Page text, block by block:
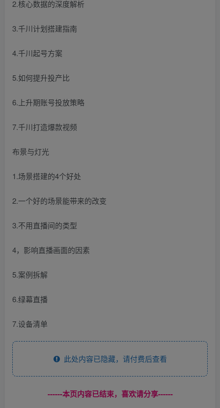
2.核心数据的深度解析
3.千川计划搭建指南
4.千川起号方案
5.如何提升投产比
6.上升期账号投放策略
7.千川打造爆款视频
布景与灯光
1.场景搭建的4个好处
2.一个好的场景能带来的改变
3.不用直播间的类型
4，影响直播画面的因素
5.案例拆解
6.绿幕直播
7.设备清单
此处内容已隐藏，请付费后查看
------本页内容已结束，喜欢请分享------